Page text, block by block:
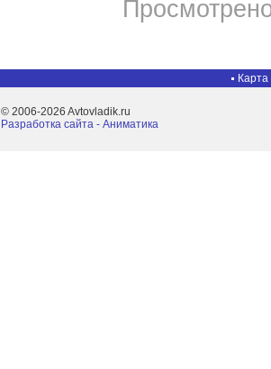
Карта
© 2006-2026 Avtovladik.ru
Разработка сайта - Aниматика